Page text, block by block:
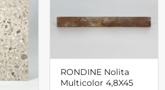
RONDINE Nolita
Multicolor 4,8X45